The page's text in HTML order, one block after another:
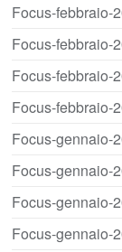
Focus-febbraio-
Focus-febbraio-
Focus-febbraio-
Focus-febbraio-
Focus-gennaio-
Focus-gennaio-
Focus-gennaio-
Focus-gennaio-